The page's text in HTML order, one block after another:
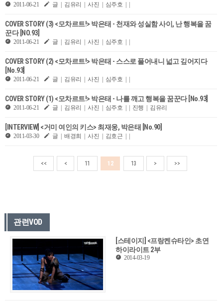
2011-06-21 글 | 김유리 | 사진 | 심주호 | |
COVER STORY (3) <모차르트!> 박은태 - 천재와 성실함 사이, 난 행복을 꿈
꾼다 [NO.93]
2011-06-21 글 | 김유리 | 사진 | 심주호 | |
COVER STORY (2) <모차르트!> 박은태 - 스스로 풀어내니 넓고 깊어지다
[No.93]
2011-06-21 글 | 김유리 | 사진 | 심주호 | |
COVER STORY (1) <모차르트!> 박은태 - 나를 깨고 행복을 꿈꾼다 [No.93]
2011-06-21 글 | 김유리 | 사진 | 심주호 | | 진행 | 김유리
[INTERVIEW] <거미 여인의 키스> 최재웅, 박은태 [No.90]
2011-03-30 글 | 배경희 | 사진 | 김호근 | |
<< < 11 12 13 > >>
관련VOD
[스테이지] <프랑켄슈타인> 초연
하이라이트 2부
2014-03-19